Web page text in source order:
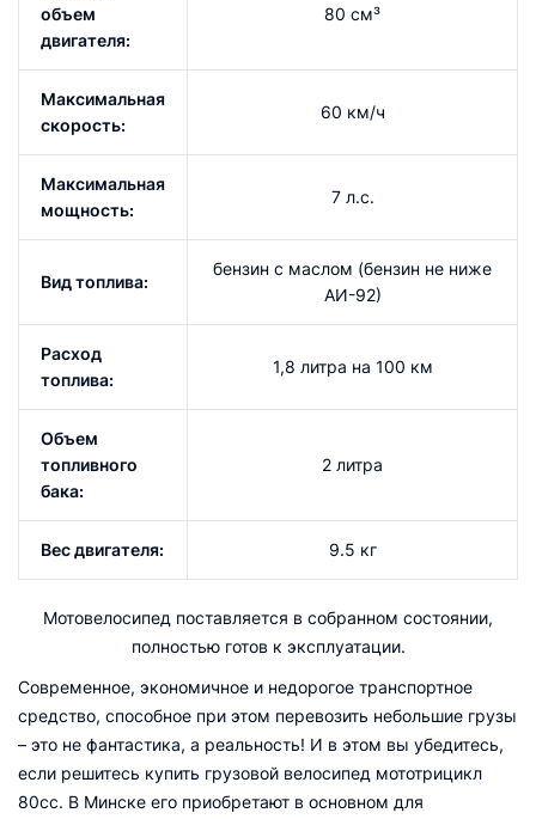
объем
двигателя:
80 см³
Максимальная
скорость:
60 км/ч
Максимальная
мощность:
7 л.с.
Вид топлива:
бензин с маслом (бензин не ниже
АИ-92)
Расход
топлива:
1,8 литра на 100 км
Объем
топливного
бака:
2 литра
Вес двигателя: 9.5 кг
Мотовелосипед поставляется в собранном состоянии,
полностью готов к эксплуатации.
Современное, экономичное и недорогое транспортное
средство, способное при этом перевозить небольшие грузы
– это не фантастика, а реальность! И в этом вы убедитесь,
если решитесь купить грузовой велосипед мототрицикл
80сс. В Минске его приобретают в основном для